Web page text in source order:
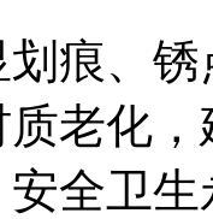
痕、
老化
全卫